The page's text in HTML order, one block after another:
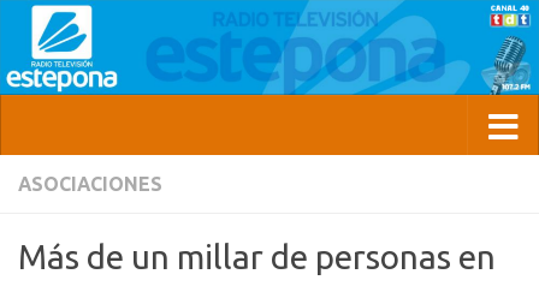
ASOCIACIONES
Más de un millar de personas en